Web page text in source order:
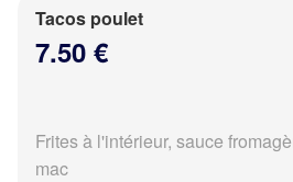
Tacos poulet
7.50 €
Frites à l'intérieur, sauce
mac